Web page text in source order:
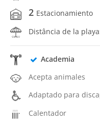
2 Estacionamiento
Distância de la
Academia
Acepta animales
Adaptado para
Calentador